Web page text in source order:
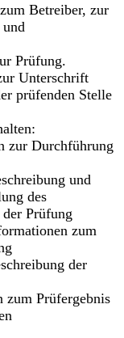
Betreiber, zur
Prüfung.
Unterschrift
prüfenden Stelle
zur Durchführung
und
des
Prüfung
zum
der
zum Prüfergebnis